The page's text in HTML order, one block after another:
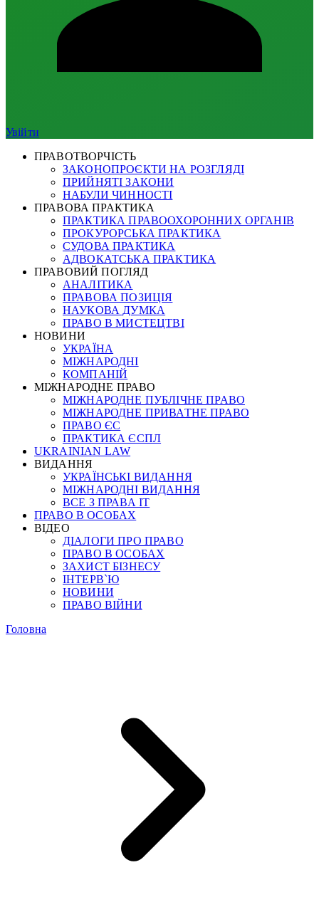
Увійти
ПРАВОТВОРЧІСТЬ
ЗАКОНОПРОЄКТИ НА РОЗГЛЯДІ
ПРИЙНЯТІ ЗАКОНИ
НАБУЛИ ЧИННОСТІ
ПРАВОВА ПРАКТИКА
ПРАКТИКА ПРАВООХОРОННИХ ОРГАНІВ
ПРОКУРОРСЬКА ПРАКТИКА
СУДОВА ПРАКТИКА
АДВОКАТСЬКА ПРАКТИКА
ПРАВОВИЙ ПОГЛЯД
АНАЛІТИКА
ПРАВОВА ПОЗИЦІЯ
НАУКОВА ДУМКА
ПРАВО В МИСТЕЦТВІ
НОВИНИ
УКРАЇНА
МІЖНАРОДНІ
КОМПАНІЙ
МІЖНАРОДНЕ ПРАВО
МІЖНАРОДНЕ ПУБЛІЧНЕ ПРАВО
МІЖНАРОДНЕ ПРИВАТНЕ ПРАВО
ПРАВО ЄС
ПРАКТИКА ЄСПЛ
UKRAINIAN LAW
ВИДАННЯ
УКРАЇНСЬКІ ВИДАННЯ
МІЖНАРОДНІ ВИДАННЯ
ВСЕ З ПРАВА ІТ
ПРАВО В ОСОБАХ
ВІДЕО
ДІАЛОГИ ПРО ПРАВО
ПРАВО В ОСОБАХ
ЗАХИСТ БІЗНЕСУ
ІНТЕРВ`Ю
НОВИНИ
ПРАВО ВІЙНИ
Головна